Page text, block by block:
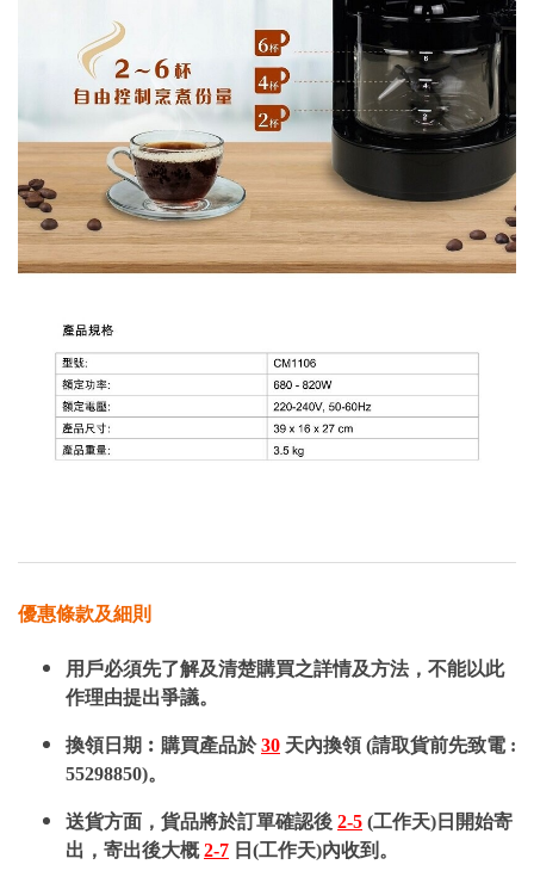
優惠條款及細則
用戶必須先了解及清楚購買之詳情及方法，不能以此
作理由提出爭議。
換領日期︰購買產品於30 天內換領 (請取貨前先致電 :
55298850)。
送貨方面，貨品將於訂單確認後 2-5 (工作天)日開始寄
出，寄出後大概2-7 日(工作天)內收到。